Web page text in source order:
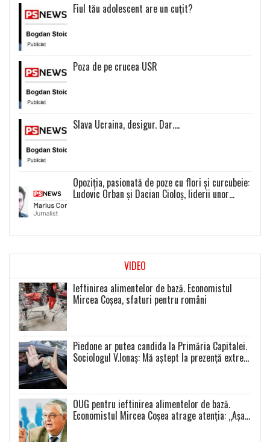
Fiul tău adolescent are un cuțit?
Poza de pe crucea USR
Slava Ucraina, desigur. Dar….
Opoziția, pasionată de poze cu flori și curcubeie:
Ludovic Orban și Dacian Cioloș, liderii unor
VIDEO
Ieftinirea alimentelor de bază. Economistul
Mircea Coșea, sfaturi pentru români
Piedone ar putea candida la Primăria Capitalei.
Sociologul V.Ionaș: Mă aștept la prezență extrem
OUG pentru ieftinirea alimentelor de bază.
Economistul Mircea Coșea atrage atenția: „Așa